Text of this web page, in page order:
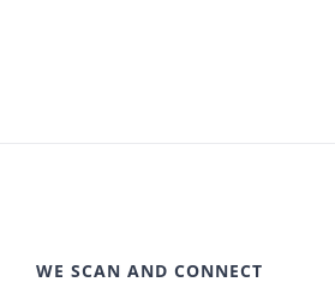
WE SCAN AND CONNECT